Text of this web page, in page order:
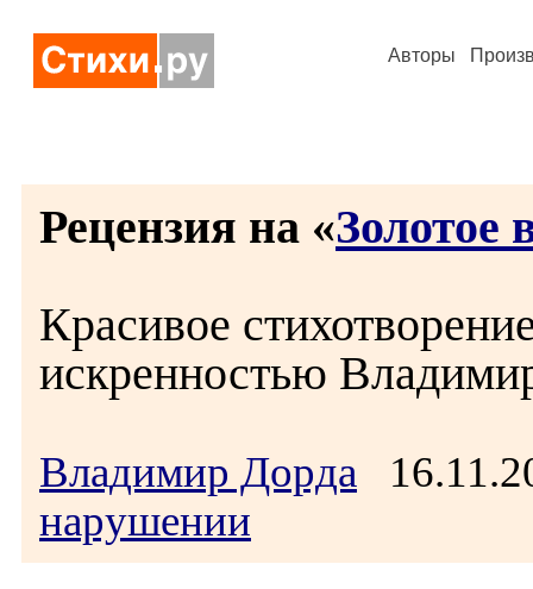
Авторы
Рецензия на «Золотое
Красивое
искренностью
Владимир Дорда
нарушении